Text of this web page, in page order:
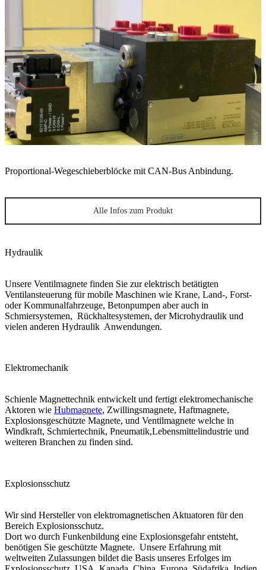
Proportional-Wegeschieberblöcke mit CAN-Bus Anbindung.
Alle Infos zum Produkt
Hydraulik
Unsere Ventilmagnete finden Sie zur elektrisch betätigten
Ventilansteuerung für mobile Maschinen wie Krane, Land-, Forst-
oder Kommunalfahrzeuge, Betonpumpen aber auch in
Schmiersystemen, Rückhaltesystemen, der Microhydraulik und
vielen anderen Hydraulik Anwendungen.
Elektromechanik
Schienle Magnettechnik entwickelt und fertigt elektromechanische
Aktoren wie Hubmagnete, Zwillingsmagnete, Haftmagnete,
Explosionsgeschützte Magnete, und Ventilmagnete welche in
Windkraft, Schmiertechnik, Pneumatik,Lebensmittelindustrie und
weiteren Branchen zu finden sind.
Explosionsschutz
Wir sind Hersteller von elektromagnetischen Aktuatoren für den
Bereich Explosionsschutz.
Dort wo durch Funkenbildung eine Explosionsgefahr entsteht,
benötigen Sie geschützte Magnete. Unsere Erfahrung mit
weltweiten Zulassungen bildet die Basis unseres Erfolges im